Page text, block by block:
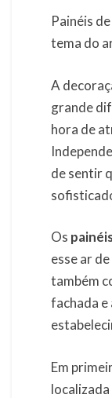
Painéis
tema do
A
grande
hora de
de sentir
Os
esse ar
também
fachada
Em